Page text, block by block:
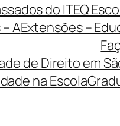
do ITEQ
AExtensões –
de Direito em
na Escola